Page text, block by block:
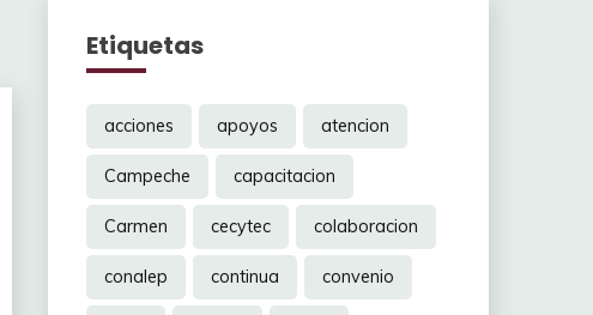
Etiquetas
acciones apoyos atencion
Campeche capacitacion
Carmen cecytec colaboracion
conalep continua convenio